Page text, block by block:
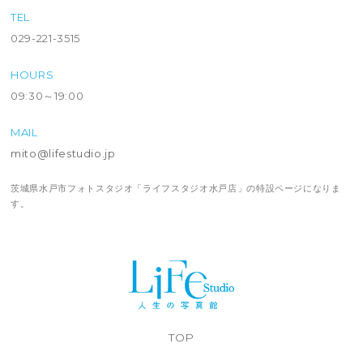
TEL
029-221-3515
HOURS
09:30～19:00
MAIL
mito@lifestudio.jp
茨城県水戸市フォトスタジオ「ライフスタジオ水戸店」の特設ページになりま
す。
TOP